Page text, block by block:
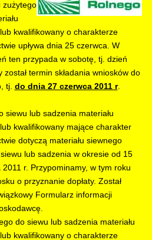
zużytego
kwalifikowany o charakterze
upływa dnia 25 czerwca. W
ten przypada w sobotę, tj. dzień
termin składania wniosków do
tj. do dnia 27 czerwca 2011 r.
siewu lub sadzenia materiału
kwalifikowany mające charakter
dotyczą materiału siewnego
lub sadzenia w okresie od 15
r. Przypominamy, w tym roku
o przyznanie dopłaty. Został
Formularz informacji
do siewu lub sadzenia materiału
kwalifikowany o charakterze